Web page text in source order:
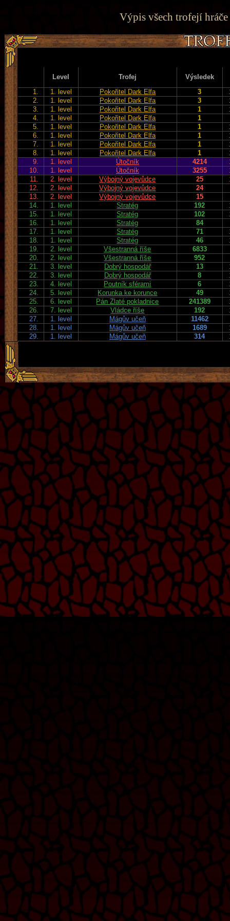
Výpis všech trofejí
Level Trofej
Výsledek
1.
1. level Pokořitel Dark Elfa 3
2.
1. level Pokořitel Dark Elfa 3
3.
1. level Pokořitel Dark Elfa 1
4.
1. level Pokořitel Dark Elfa 1
5.
1. level Pokořitel Dark Elfa 1
6.
1. level Pokořitel Dark Elfa 1
7.
1. level Pokořitel Dark Elfa 1
8.
1. level Pokořitel Dark Elfa 1
9.
1. level Útočník 4214
10.
1. level Útočník 3255
11.
2. level Výbojný vojevůdce 25
12.
2. level Výbojný vojevůdce
24
13.
2. level Výbojný vojevůdce
15
14.
1. level Stratég 192
15.
1. level Stratég 102
16.
1. level Stratég
84
17.
1. level Stratég 71
18.
1. level Stratég 46
19.
2. level Všestranná říše 6833
20.
2. level Všestranná říše
952
21.
3. level Dobrý hospodář 13
22.
3. level Dobrý hospodář 8
23.
4. level Poutník sférami 6
24.
5. level Korunka ke korunce 49
25.
6. level Pán Zlaté pokladnice 241389
26.
7. level Vládce říše 192
27.
1. level Mágův učeň 11462
28.
1. level Mágův učeň 1689
29.
1. level Mágův učeň 314